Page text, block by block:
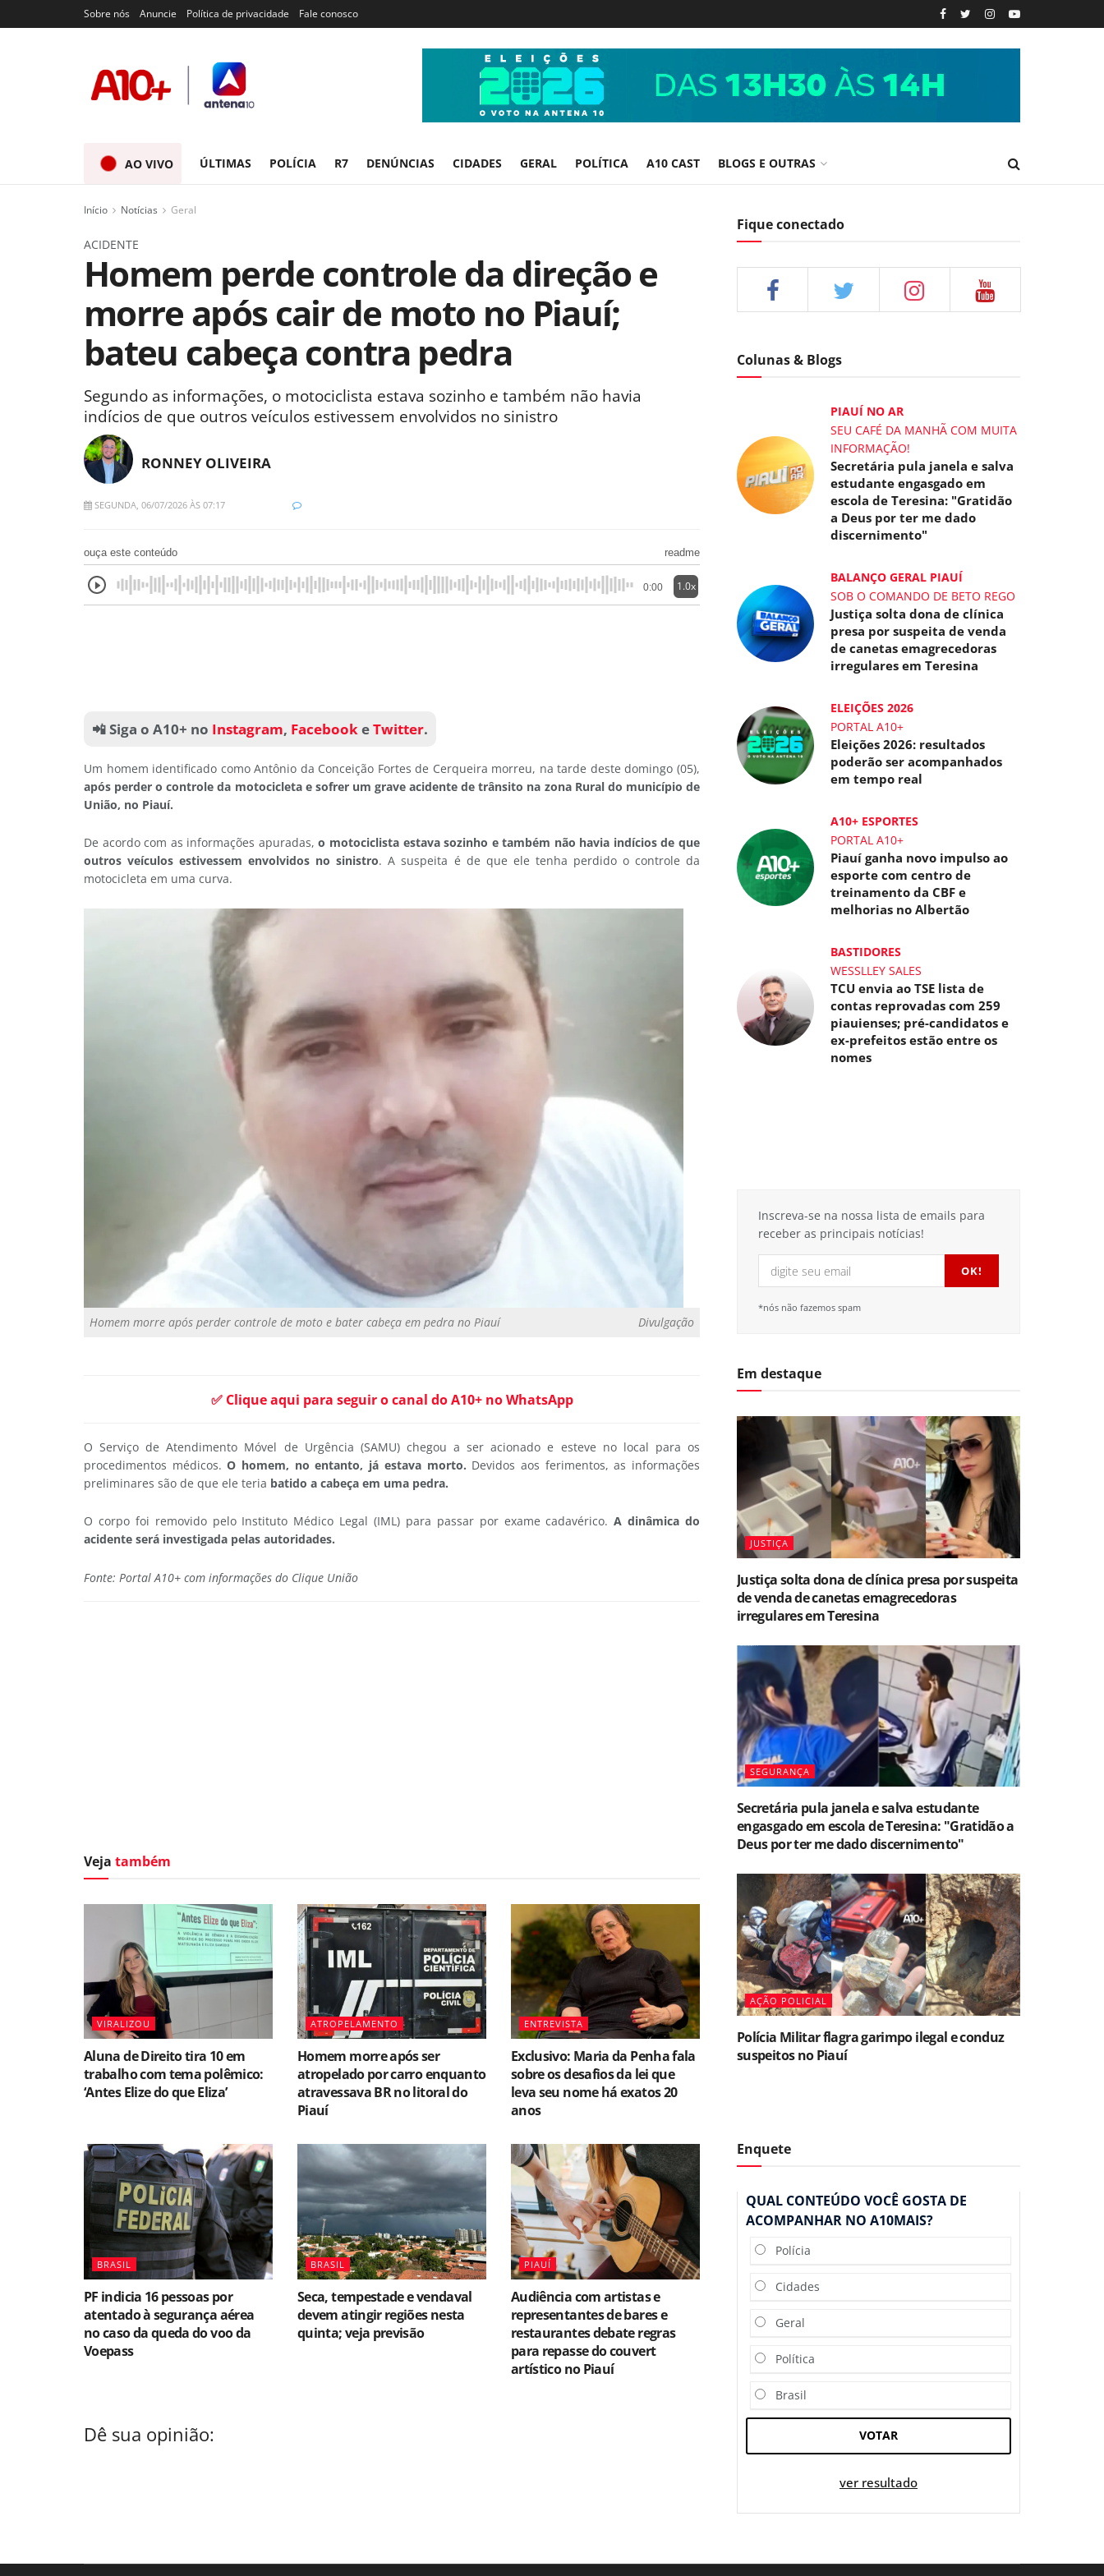
Sobre nós Anuncie Política de privacidade Fale conosco
AO VIVO ÚLTIMAS POLÍCIA R7 DENÚNCIAS CIDADES GERAL POLÍTICA A10 CAST BLOGS E OUTRAS
Início Notícias Geral
ACIDENTE
Homem perde controle da direção e
morre após cair de moto no Piauí;
bateu cabeça contra pedra
Segundo as informações, o motociclista estava sozinho e também não havia
indícios de que outros veículos estivessem envolvidos no sinistro
RONNEY OLIVEIRA
SEGUNDA, 06/07/2026 ÀS 07:17
ouça este conteúdo readme
0:00 1.0x
📲 Siga o A10+ no Instagram, FacebookeTwitter.
Um homem identificado como Antônio da Conceição Fortes de Cerqueira morreu, na tarde deste domingo (05),
após perder o controle da motocicleta e sofrer um grave acidente de trânsito na zona Rural do município de
União, no Piauí.
De acordo com as informações apuradas,o motociclista estava sozinho e também não havia indícios de que
outros veículos estivessem envolvidos no sinistro. A suspeita é de que ele tenha perdido o controle da
motocicleta em uma curva.
Homem morre após perder controle de moto e bater cabeça em pedra no Piauí Divulgação
✅ Clique aqui para seguir o canal do A10+ no WhatsApp
O Serviço de Atendimento Móvel de Urgência (SAMU) chegou a ser acionado e esteve no local para os
procedimentos médicos. O homem, no entanto, já estava morto. Devidos aos ferimentos, as informações
preliminares são de que ele teria batido a cabeça em uma pedra.
O corpo foi removido pelo Instituto Médico Legal (IML) para passar por exame cadavérico.A dinâmica do
acidente será investigada pelas autoridades.
Fonte: Portal A10+ com informações do Clique União
Veja também
VIRALIZOU
Aluna de Direito tira 10 em
trabalho com tema polêmico:
‘Antes Elize do que Eliza’
ATROPELAMENTO
Homem morre após ser
atropelado por carro enquanto
atravessava BR no litoral do
Piauí
ENTREVISTA
Exclusivo: Maria da Penha fala
sobre os desafios da lei que
leva seu nome há exatos 20
anos
BRASIL
PF indicia 16 pessoas por
atentado à segurança aérea
no caso da queda do voo da
Voepass
BRASIL
Seca, tempestade e vendaval
devem atingir regiões nesta
quinta; veja previsão
PIAUÍ
Audiência com artistas e
representantes de bares e
restaurantes debate regras
para repasse do couvert
artístico no Piauí
Dê sua opinião:
Fique conectado
Colunas & Blogs
PIAUÍ NO AR
SEU CAFÉ DA MANHÃ COM MUITA
INFORMAÇÃO!
Secretária pula janela e salva
estudante engasgado em
escola de Teresina: "Gratidão
a Deus por ter me dado
discernimento"
BALANÇO GERAL PIAUÍ
SOB O COMANDO DE BETO REGO
Justiça solta dona de clínica
presa por suspeita de venda
de canetas emagrecedoras
irregulares em Teresina
ELEIÇÕES 2026
PORTAL A10+
Eleições 2026: resultados
poderão ser acompanhados
em tempo real
A10+ ESPORTES
PORTAL A10+
Piauí ganha novo impulso ao
esporte com centro de
treinamento da CBF e
melhorias no Albertão
BASTIDORES
WESSLLEY SALES
TCU envia ao TSE lista de
contas reprovadas com 259
piauienses; pré-candidatos e
ex-prefeitos estão entre os
nomes
Inscreva-se na nossa lista de emails para
receber as principais notícias!
*nós não fazemos spam
Em destaque
JUSTIÇA
Justiça solta dona de clínica presa por suspeita
de venda de canetas emagrecedoras
irregulares em Teresina
SEGURANÇA
Secretária pula janela e salva estudante
engasgado em escola de Teresina: "Gratidão a
Deus por ter me dado discernimento"
AÇÃO POLICIAL
Polícia Militar flagra garimpo ilegal e conduz
suspeitos no Piauí
Enquete
QUAL CONTEÚDO VOCÊ GOSTA DE
ACOMPANHAR NO A10MAIS?
Polícia
Cidades
Geral
Política
Brasil
VOTAR
ver resultado